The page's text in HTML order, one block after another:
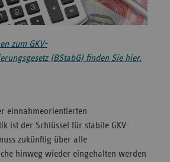
zum GKV-
(BStabG) finden Sie hier.
einnahmeorientierten
ist der Schlüssel für stabile GKV-
zukünftig über alle
hinweg wieder eingehalten werden